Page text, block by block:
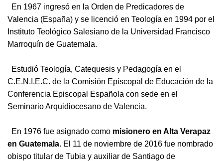
En 1967 ingresó en la Orden de Predicadores de
Valencia (España) y se licenció en Teología en 1994 por el
Instituto Teológico Salesiano de la Universidad Francisco
Marroquín de Guatemala.
Estudió Teología, Catequesis y Pedagogía en el
C.E.N.I.E.C. de la Comisión Episcopal de Educación de la
Conferencia Episcopal Española con sede en el
Seminario Arquidiocesano de Valencia.
En 1976 fue asignado como misionero en Alta Verapaz
en Guatemala. El 11 de noviembre de 2016 fue nombrado
obispo titular de Tubia y auxiliar de Santiago de